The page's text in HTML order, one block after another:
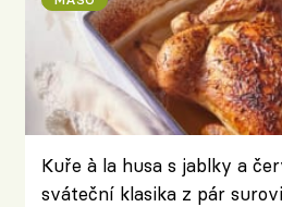
Kuře à la husa s jablky a
sváteční klasika z pár